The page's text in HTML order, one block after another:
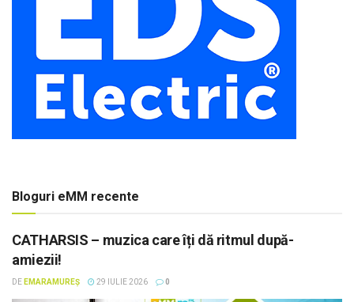
Bloguri eMM recente
CATHARSIS – muzica care îți dă ritmul după-
amiezii!
DE EMARAMUREȘ 29 IULIE 2026 0